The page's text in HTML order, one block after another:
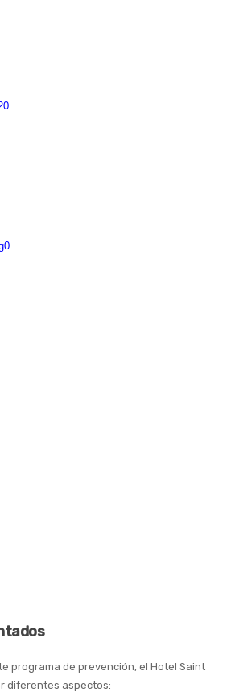
programa de prevención, el Hotel Saint
diferentes aspectos: